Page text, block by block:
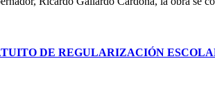
DE REGULARIZACIÓN